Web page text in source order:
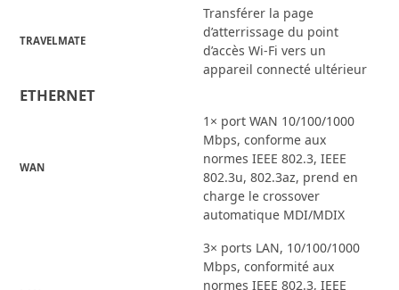
TRAVELMATE
Transférer la page
d’atterrissage du point
d’accès Wi-Fi vers un
appareil connecté ultérieur
ETHERNET
WAN
1× port WAN 10/100/1000
Mbps, conforme aux
normes IEEE 802.3, IEEE
802.3u, 802.3az, prend en
charge le crossover
automatique MDI/MDIX
3× ports LAN, 10/100/1000
Mbps, conformité aux
normes IEEE 802.3, IEEE